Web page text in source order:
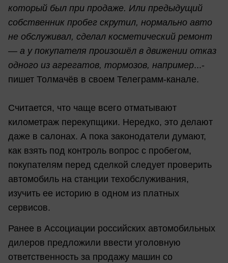
который был при продаже. Или предыдущий
собственник пробег скрутил, нормально авто
не обслуживал, сделал косметический ремонт
— а у покупателя произошëл в движении отказ
одного из агрегатов, тормозов, например...-
пишет Толмачёв в своем Телеграмм-канале.
Считается, что чаще всего отматывают
километраж перекупщики. Нередко, это делают
даже в салонах. А пока законодатели думают,
как взять под контроль вопрос с пробегом,
покупателям перед сделкой следует проверить
автомобиль на станции техобслуживания,
изучить ее историю в одном из платных
сервисов.
Ранее в Ассоциации российских автомобильных
дилеров предложили ввести уголовную
ответственность за продажу машин со